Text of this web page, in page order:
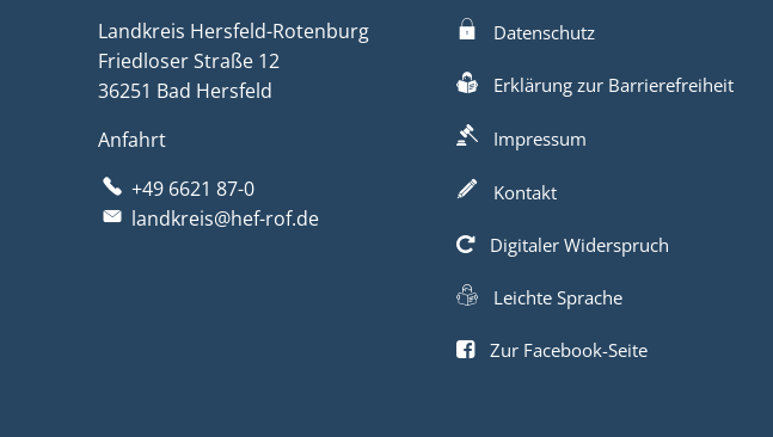
Landkreis Hersfeld-Rotenburg
Friedloser Straße 12
36251 Bad Hersfeld
Anfahrt
+49 6621 87-0
landkreis@hef-rof.de
Datenschutz
Erklärung zur Barrierefreiheit
Impressum
Kontakt
Digitaler Widerspruch
Leichte Sprache
Zur Facebook-Seite